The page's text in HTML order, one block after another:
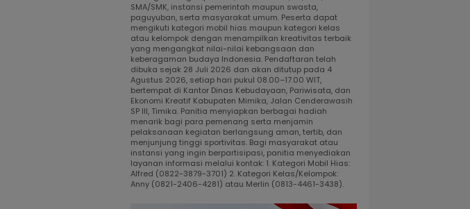
SMA/SMK, instansi pemerintah maupun swasta,
paguyuban, serta masyarakat umum. Peserta dapat
mengikuti kategori mobil hias maupun kategori kelas
atau kelompok dengan menampilkan kreativitas terbaik
yang mengangkat nilai-nilai kebangsaan dan
keberagaman budaya Indonesia. Pendaftaran telah
dibuka sejak 28 Juli 2026 dan akan ditutup pada 4
Agustus 2026, setiap hari pukul 08.00–17.00 WIT,
bertempat di Kantor Dinas Kebudayaan, Pariwisata, dan
Ekonomi Kreatif Kabupaten Mimika, Jalan Cenderawasih
SP III, Timika. Panitia menyiapkan berbagai hadiah
menarik bagi para pemenang serta menjamin
pelaksanaan kegiatan berlangsung aman, tertib, dan
menjunjung tinggi sportivitas. Bagi masyarakat atau
instansi yang ingin berpartisipasi, panitia menyediakan
layanan informasi melalui kontak: 1. Kategori Mobil Hias:
Alfred (0822-3879-3701) 2. Kategori Kelas/Kelompok:
Anny (0821-2406-4281) atau Merlin (0813-4461-3438).